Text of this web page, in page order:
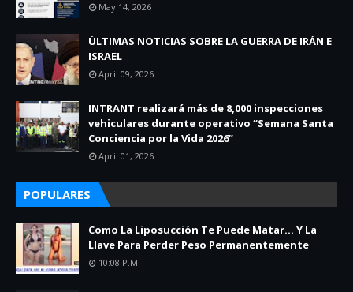
May 14, 2026
ÚLTIMAS NOTICIAS SOBRE LA GUERRA DE IRÁN E
ISRAEL
April 09, 2026
INTRANT realizará más de 8,000 inspecciones
vehiculares durante operativo “Semana Santa
Conciencia por la Vida 2026”
April 01, 2026
POPULARES
Como La Liposucción Te Puede Matar… Y La
Llave Para Perder Peso Permanentemente
10:08 P.m.